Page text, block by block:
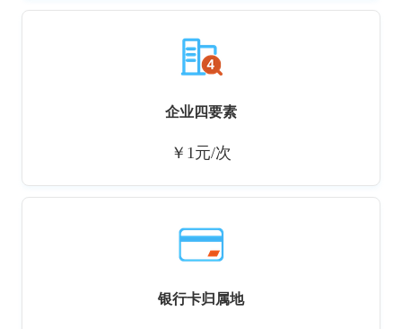
企业四要素
￥1元/次
银行卡归属地